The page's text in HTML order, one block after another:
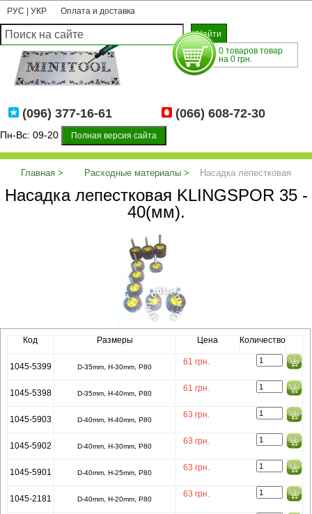
РУС УКР Оплата и доставка
0 товаров товар
на 0 грн.
(096) 377-16-61 (066) 608-72-30
Пн-Вс: 09-20 Полная версия сайта
Главная Расходные материалы
Насадка лепестковая
KLINGSPOR 35 - 40(мм).
Насадка лепестковая KLINGSPOR 35 -
40(мм).
Код Размеры Цена Количество
1045-5399 D-35mm, H-30mm, P80
61 грн.
1045-5398 D-35mm, H-40mm, P80
61 грн.
1045-5903 D-40mm, H-40mm, P80
63 грн.
1045-5902 D-40mm, H-30mm, P80
63 грн.
1045-5901 D-40mm, H-25mm, P80
63 грн.
1045-2181 D-40mm, H-20mm, P80
63 грн.